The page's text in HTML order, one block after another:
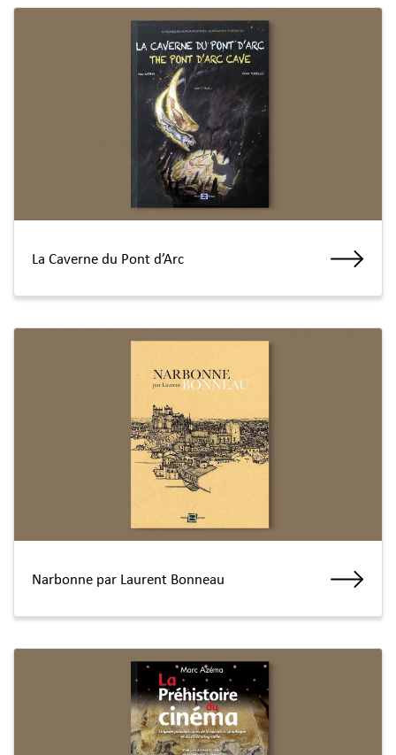
La Caverne du Pont d’Arc
Narbonne par Laurent Bonneau